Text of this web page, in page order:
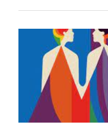
vrijwilligerswerk
bevorderen. Het
vrijwilligerswerk in